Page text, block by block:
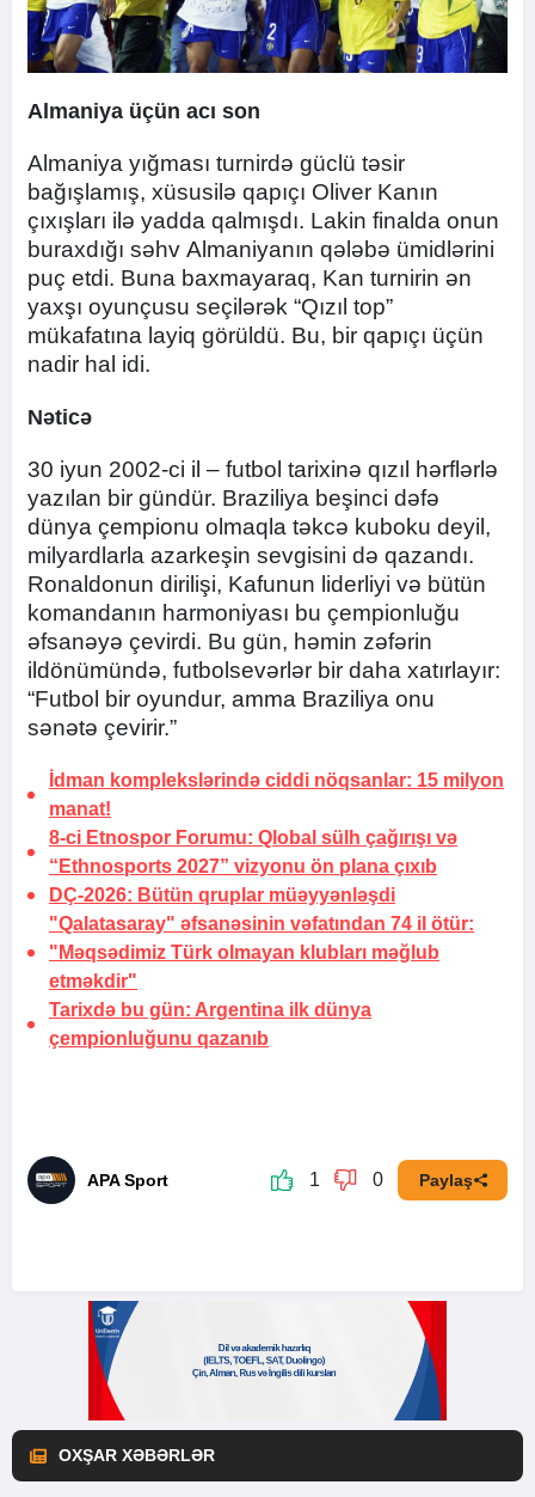
Almaniya üçün acı son
Almaniya yığması turnirdə güclü təsir
bağışlamış, xüsusilə qapıçı Oliver Kanın
çıxışları ilə yadda qalmışdı. Lakin finalda onun
buraxdığı səhv Almaniyanın qələbə ümidlərini
puç etdi. Buna baxmayaraq, Kan turnirin ən
yaxşı oyunçusu seçilərək “Qızıl top”
mükafatına layiq görüldü. Bu, bir qapıçı üçün
nadir hal idi.
Nəticə
30 iyun 2002-ci il – futbol tarixinə qızıl hərflərlə
yazılan bir gündür. Braziliya beşinci dəfə
dünya çempionu olmaqla təkcə kuboku deyil,
milyardlarla azarkeşin sevgisini də qazandı.
Ronaldonun dirilişi, Kafunun liderliyi və bütün
komandanın harmoniyası bu çempionluğu
əfsanəyə çevirdi. Bu gün, həmin zəfərin
ildönümündə, futbolsevərlər bir daha xatırlayır:
“Futbol bir oyundur, amma Braziliya onu
sənətə çevirir.”
İdman komplekslərində ciddi nöqsanlar: 15 milyon
manat!
8-ci Etnospor Forumu: Qlobal sülh çağırışı və
“Ethnosports 2027” vizyonu ön plana çıxıb
DÇ-2026: Bütün qruplar müəyyənləşdi
"Qalatasaray" əfsanəsinin vəfatından 74 il ötür:
"Məqsədimiz Türk olmayan klubları məğlub
etməkdir"
Tarixdə bu gün: Argentina ilk dünya
çempionluğunu qazanıb
APA Sport 1 0 Paylaş
OXŞAR XƏBƏRLƏR